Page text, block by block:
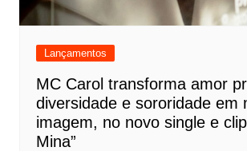
Lançamentos
MC Carol transforma amor
diversidade e sororidade em
imagem, no novo single e
Mina”